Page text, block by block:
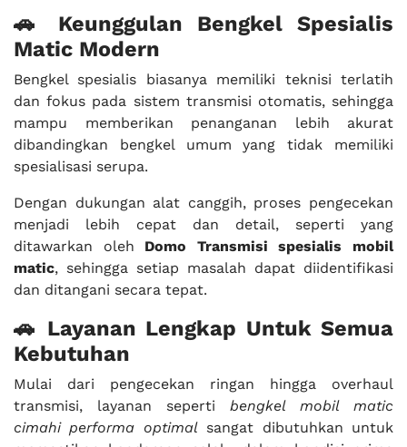
🚗 Keunggulan Bengkel Spesialis
Matic Modern
Bengkel spesialis biasanya memiliki teknisi terlatih
dan fokus pada sistem transmisi otomatis, sehingga
mampu memberikan penanganan lebih akurat
dibandingkan bengkel umum yang tidak memiliki
spesialisasi serupa.
Dengan dukungan alat canggih, proses pengecekan
menjadi lebih cepat dan detail, seperti yang
ditawarkan oleh Domo Transmisi spesialis mobil
matic, sehingga setiap masalah dapat diidentifikasi
dan ditangani secara tepat.
🚗 Layanan Lengkap Untuk Semua
Kebutuhan
Mulai dari pengecekan ringan hingga overhaul
transmisi, layanan seperti bengkel mobil matic
cimahi performa optimalsangat dibutuhkan untuk